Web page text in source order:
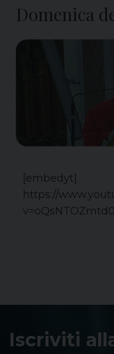
Domenica
[embedyt]
https://
Iscriviti